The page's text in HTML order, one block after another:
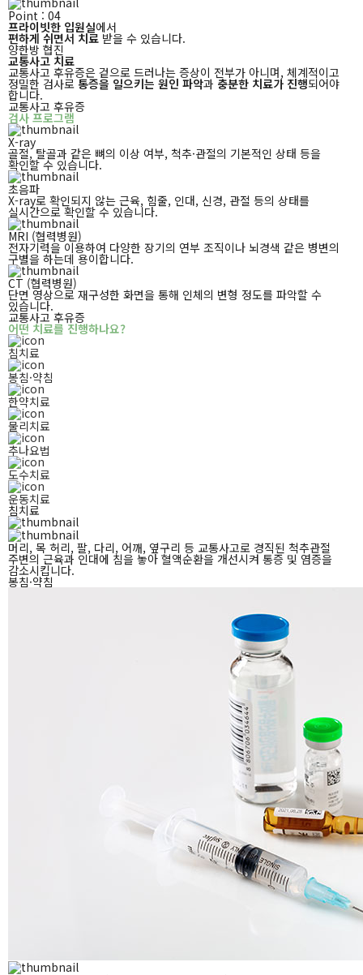
Point : 04
프라이빗한 입원실에서
편하게 쉬면서 치료 받을 수 있습니다.
양한방 협진
교통사고 치료
교통사고 후유증은 겉으로 드러나는 증상이 전부가 아니며, 체계적이고
정밀한 검사로 통증을 일으키는 원인 파악과충분한 치료가 진행되어야
합니다.
교통사고 후유증
검사 프로그램
X-ray
골절, 탈골과 같은 뼈의 이상 여부, 척추·관절의 기본적인 상태 등을
확인할 수 있습니다.
초음파
X-ray로 확인되지 않는 근육, 힘줄, 인대, 신경, 관절 등의 상태를
실시간으로 확인할 수 있습니다.
MRI (협력병원)
​전자기력을 이용하여 다양한 장기의 연부 조직이나 뇌경색 같은 병변의
구별을 하는데 용이합니다.
CT (협력병원)
단면 영상으로 재구성한 화면을 통해 인체의 변형 정도를 파악할 수
있습니다.
교통사고 후유증
어떤 치료를 진행하나요?
침치료
봉침·약침
한약치료
물리치료
추나요법
도수치료
운동치료
침치료
머리, 목 허리, 팔, 다리, 어깨, 옆구리 등 교통사고로 경직된 척추관절
주변의 근육과 인대에 침을 놓아 혈액순환을 개선시켜 통증 및 염증을
감소시킵니다.
봉침·약침